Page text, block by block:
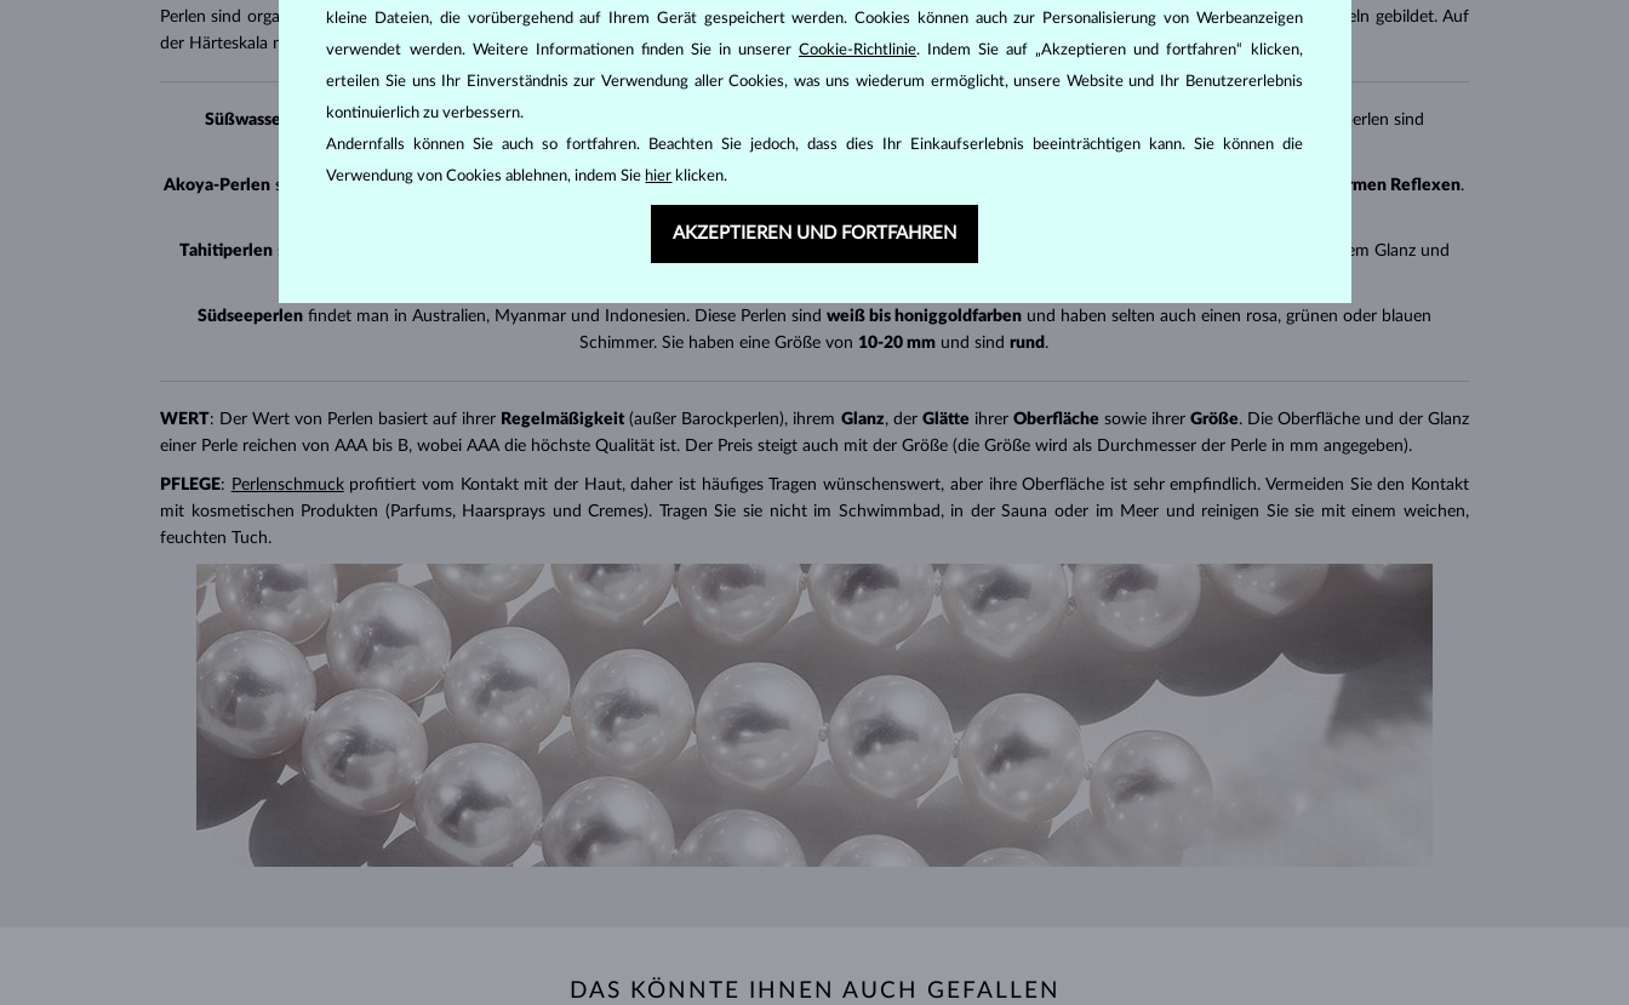
Perlen sind organischen Ursprungs, was sie von den meisten anderen Edelsteinen unterscheidet. Sie werden in den Schalen von Meeres- und Süßwassermuscheln gebildet. Auf
der Härteskala nach Mohs haben sie einen Wert von2,5-4,5.
Süßwasserperlenwerden in Süßwasserfarmen gezüchtet. Süßwasserperlen gibt es in verschiedenen Größen und Formen (
). Süßwasserperlen sind
normalerweise reinweiß
Akoya-Perlen sind in China, Vietnam und Japan zu finden. Sie werden je nach Wassertemperatur reinweiß mit warmen Reflexen.
Tahitiperlenstammen aus Französisch-Polynesien, wo sie von einer besonderen Austernart gebildet werden. Tahitiperlen sind
mit metallischem Glanz und
Südseeperlenfindet man in Australien, Myanmar und Indonesien. Diese Perlen sind weiß bis honiggoldfarbenund haben selten auch einen rosa, grünen oder blauen
Schimmer. Sie haben eine Größe von 10-20 mm und sindrund .
WERT: Der Wert von Perlen basiert auf ihrer Regelmäßigkeit(außer Barockperlen), ihrem Glanz, der Glätte ihrer Oberfläche sowie ihrer Größe. Die Oberfläche und der Glanz
einer Perle reichen von AAA bis B, wobei AAA die höchste Qualität ist. Der Preis steigt auch mit der Größe (die Größe wird als Durchmesser der Perle in mm angegeben).
PFLEGE: Perlenschmuckprofitiert vom Kontakt mit der Haut, daher ist häufiges Tragen wünschenswert, aber ihre Oberfläche ist sehr empfindlich. Vermeiden Sie den Kontakt
mit kosmetischen Produkten (Parfums, Haarsprays und Cremes). Tragen Sie sie nicht im Schwimmbad, in der Sauna oder im Meer und reinigen Sie sie mit einem weichen,
feuchten Tuch.
DAS KÖNNTE IHNEN AUCH GEFALLEN
kleine Dateien, die vorübergehend auf Ihrem Gerät gespeichert werden. Cookies können auch zur Personalisierung von Werbeanzeigen
verwendet werden. Weitere Informationen finden Sie in unsererCookie-Richtlinie. Indem Sie auf „Akzeptieren und fortfahren“ klicken,
erteilen Sie uns Ihr Einverständnis zur Verwendung aller Cookies, was uns wiederum ermöglicht, unsere Website und Ihr Benutzererlebnis
kontinuierlich zu verbessern.
Andernfalls können Sie auch so fortfahren. Beachten Sie jedoch, dass dies Ihr Einkaufserlebnis beeinträchtigen kann. Sie können die
Verwendung von Cookies ablehnen, indem Sie hier klicken.
AKZEPTIEREN UND FORTFAHREN